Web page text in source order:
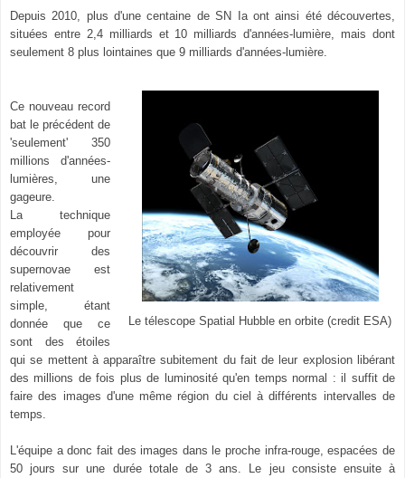
Depuis 2010, plus d'une centaine de SN Ia ont ainsi été découvertes,
situées entre 2,4 milliards et 10 milliards d'années-lumière, mais dont
seulement 8 plus lointaines que 9 milliards d'années-lumière.
Le télescope Spatial Hubble en orbite (credit ESA)
Ce nouveau record
bat le précédent de
'seulement' 350
millions d'années-
lumières, une
gageure.
La technique
employée pour
découvrir des
supernovae est
relativement
simple, étant
donnée que ce
sont des étoiles
qui se mettent à apparaître subitement du fait de leur explosion libérant
des millions de fois plus de luminosité qu'en temps normal : il suffit de
faire des images d'une même région du ciel à différents intervalles de
temps.
L'équipe a donc fait des images dans le proche infra-rouge, espacées de
50 jours sur une durée totale de 3 ans. Le jeu consiste ensuite à